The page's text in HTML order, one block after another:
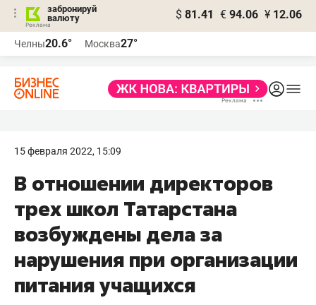
забронируй
валюту
$ 81.41 € 94.06 ¥ 12.06
Челны20.6° Москва27°
15 февраля 2022, 15:09
В отношении директоров
трех школ Татарстана
возбуждены дела за
нарушения при организации
питания учащихся